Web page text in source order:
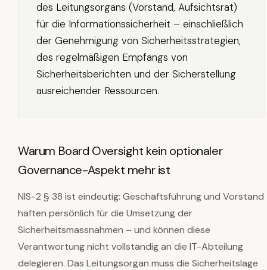
des Leitungsorgans (Vorstand, Aufsichtsrat)
für die Informationssicherheit – einschließlich
der Genehmigung von Sicherheitsstrategien,
des regelmäßigen Empfangs von
Sicherheitsberichten und der Sicherstellung
ausreichender Ressourcen.
Warum Board Oversight kein optionaler
Governance-Aspekt mehr ist
NIS-2 § 38 ist eindeutig: Geschäftsführung und Vorstand
haften persönlich für die Umsetzung der
Sicherheitsmassnahmen – und können diese
Verantwortung nicht vollständig an die IT-Abteilung
delegieren. Das Leitungsorgan muss die Sicherheitslage